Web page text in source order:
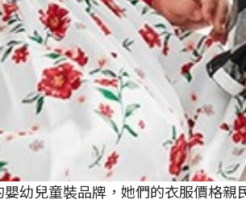
幼兒童裝品牌，她們的衣服價格